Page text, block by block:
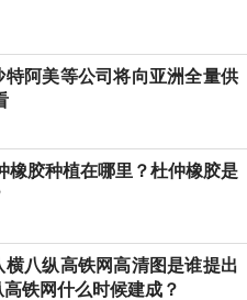
特阿美等公司将向亚洲全量供
橡胶种植在哪里？杜仲橡胶是
横八纵高铁网高清图是谁提出
铁网什么时候建成？